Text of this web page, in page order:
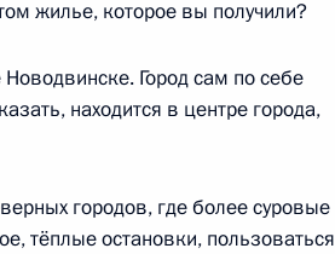
Думы
8
26
жилье, которое вы получили?
Город сам по себе
находится в центре города,
городов, где более суровые
тёплые остановки, пользоваться